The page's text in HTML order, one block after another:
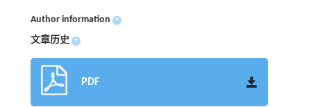
Author information +
文章历史 +
PDF